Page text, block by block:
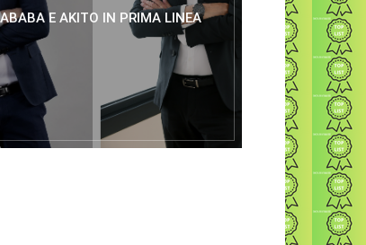
E AKITO IN PRIMA LINEA